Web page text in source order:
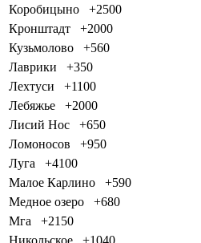
Коробицыно
+2500
Кронштадт
+2000
Кузьмолово
+560
Лаврики
+350
Лехтуси
+1100
Лебяжье
+2000
Лисий Нос
+650
Ломоносов
+950
Луга
+4100
Малое Карлино
+590
Медное озеро
+680
Мга
+2150
Никольское
+1040